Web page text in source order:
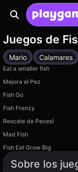
Juegos de
Mario Calamares
Eat a smaller fish
Mejora el Pez
Fish Go
Fish Frenzy
Rescate de Peces!
Mad Fish
Disponible en PC
Fish Eat Grow Big
Sobre los